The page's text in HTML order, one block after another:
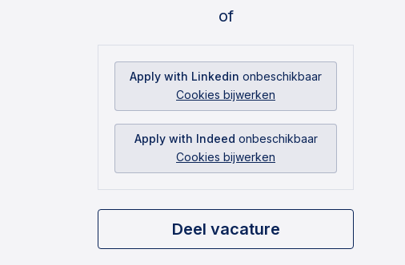
of
Apply with Linkedin onbeschikbaar
Cookies bijwerken
Apply with Indeed onbeschikbaar
Cookies bijwerken
Deel vacature